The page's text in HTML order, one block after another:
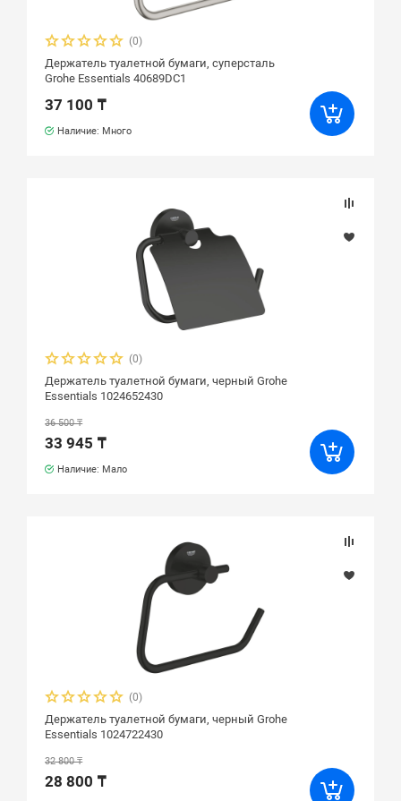
(0)
Держатель туалетной бумаги, cуперсталь
Grohe Essentials 40689DC1
37 100 ₸
Наличие: Много
(0)
Держатель туалетной бумаги, черный Grohe
Essentials 1024652430
36 500 ₸
33 945 ₸
Наличие: Мало
(0)
Держатель туалетной бумаги, черный Grohe
Essentials 1024722430
32 800 ₸
28 800 ₸